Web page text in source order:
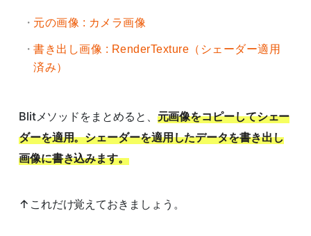
元の画像 : カメラ画像
書き出し画像 : RenderTexture（シェーダー適用
済み）
Blitメソッドをまとめると、 元画像をコピーしてシェー
ダーを適用。シェーダーを適用したデータを書き出し
画像に書き込みます。
↑これだけ覚えておきましょう。